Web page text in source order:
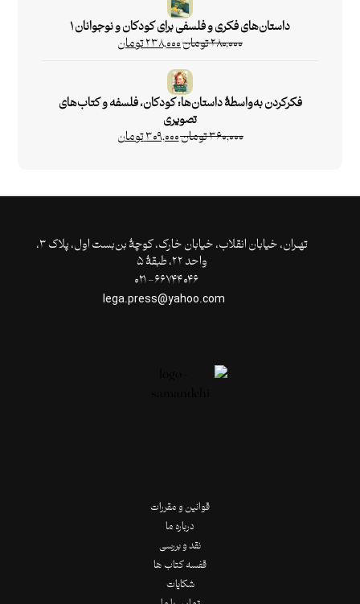
داستان‌های فکری و فلسفی برای کودکان و نوجوانان ۱
۲۸۰,۰۰۰تومان۲۳۸,۰۰۰تومان
فکرکردن به‌واسطۀ داستان‌ها: کودکان، فلسفه و کتاب‌های
تصویری
۳۶۰,۰۰۰تومان۳۰۹,۰۰۰تومان
تهـران،‌ خیابان انقلاب، خیابان خارک، کوچۀ بن‌بست اول، پلاک ۳،
واحد ۲۲، طبقۀ ۵
قوانین و مقررات
درباره ما
نقد و بررسی
قفسه کتاب ها
شکایات